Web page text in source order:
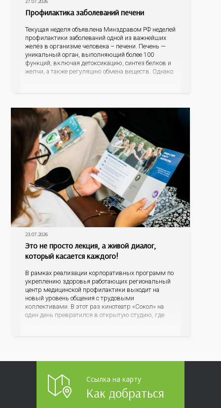
Профилактика заболеваний печени
Текущая неделя объявлена Минздравом РФ неделей
профилактики заболеваний одной из важнейших
желёз в организме человека – печени. Печень —
уникальный орган, выполняющий более 100
функций, включая детоксикацию, синтез белков и
желчи, а также регуляцию обмена веществ. Однако
23.07.2026
Это не просто лекция, а живой диалог,
который касается каждого!
В рамках реализации корпоративных программ по
укреплению здоровья работающих региональный
центр медицинской профилактики выходит на
новый уровень общения с трудовыми
коллективами. В этот раз кинотеатр «Сокол» на
один день превратился в открытую студию, где
Ссылка на карту
Как добраться